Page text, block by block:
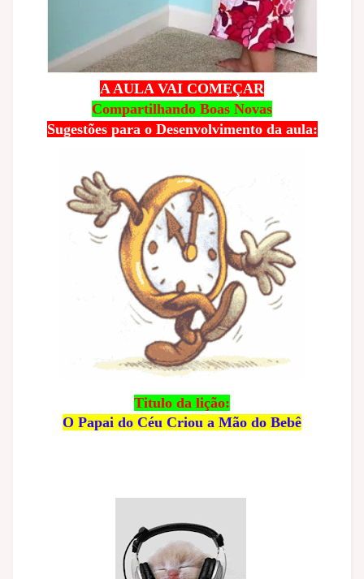
A AULA VAI COMEÇAR
Compartilhando Boas Novas
Sugestões para o Desenvolvimento da aula:
Titulo da lição:
O Papai do Céu Criou a Mão do Bebê